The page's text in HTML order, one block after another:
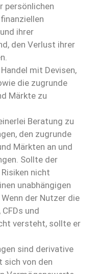
persönlichen
ihrer
den Verlust ihrer
mit Devisen,
die zugrunde
Märkte zu
Beratung zu
den zugrunde
Märkten an und
Sollte der
nicht
unabhängigen
der Nutzer die
und
versteht, sollte er
sind derivative
sich von den